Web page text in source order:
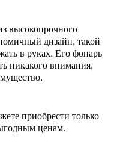
высокопрочного
дизайн, такой
в руках. Его фонарь
никакого внимания,
приобрести только
ценам.